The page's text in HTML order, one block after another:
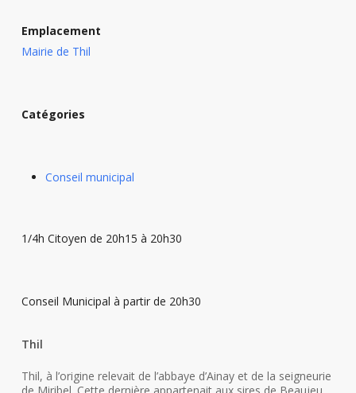
Emplacement
Mairie de Thil
Catégories
Conseil municipal
1/4h Citoyen de 20h15 à 20h30
Conseil Municipal à partir de 20h30
Thil
Thil, à l’origine relevait de l’abbaye d’Ainay et de la seigneurie